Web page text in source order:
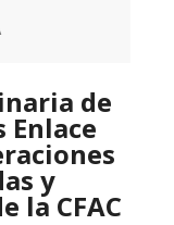
de
Enlace
y
la CFAC